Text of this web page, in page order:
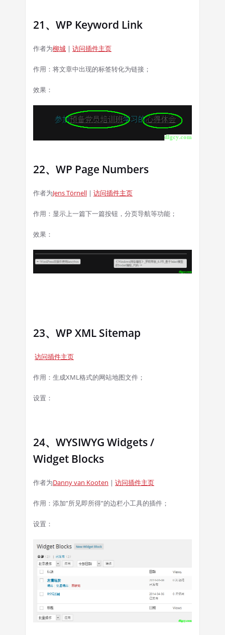
21、WP Keyword Link
作者为柳城 | 访问插件主页
作用：将文章中出现的标签转化为链接；
效果：
22、WP Page Numbers
作者为Jens Törnell | 访问插件主页
作用：显示上一篇下一篇按钮，分页导航等功能；
效果：
23、WP XML Sitemap
访问插件主页
作用：生成XML格式的网站地图文件；
设置：
24、WYSIWYG Widgets /
Widget Blocks
作者为Danny van Kooten | 访问插件主页
作用：添加”所见即所得”的边栏小工具的插件；
设置：